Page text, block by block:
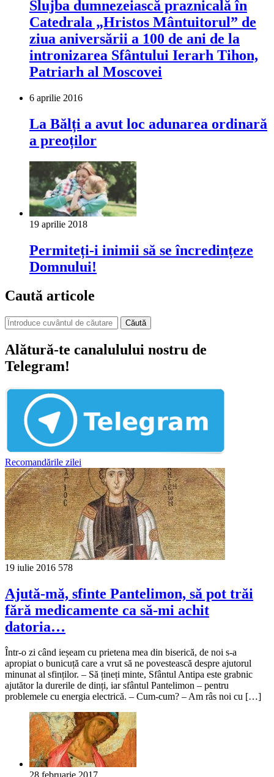
Slujba dumnezeiască praznicală în
Catedrala „Hristos Mântuitorul” de
ziua aniversării a 100 de ani de la
intronizarea Sfântului Ierarh Tihon,
Patriarh al Moscovei
6 aprilie 2016
La Bălți a avut loc adunarea ordinară
a preoților
19 aprilie 2018
Permiteți-i inimii să se încredințeze
Domnului!
Caută articole
Căută
Alătură-te canalulului nostru de
Telegram!
Recomandările zilei
19 iulie 2016 578
Ajută-mă, sfinte Pantelimon, să pot trăi
fără medicamente ca să-mi achit
datoria…
Într-o zi când ieșeam cu prietena mea din biserică, de noi s-a
apropiat o bunicuță care a vrut să ne povestească despre ajutorul
minunat al sfinților. – Să țineți minte, Sfântul Antipa este grabnic
ajutător la durerile de dinți, iar sfântul Pantelimon – pentru
problemele cu energia electrică. – Cum-cum? – Am râs noi cu […]